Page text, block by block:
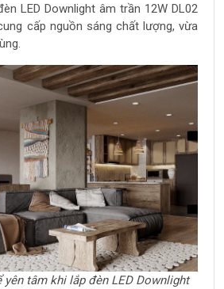
LED Downlight âm trần 12W DL02
cấp nguồn sáng chất lượng, vừa
tâm khi lắp đèn LED Downlight